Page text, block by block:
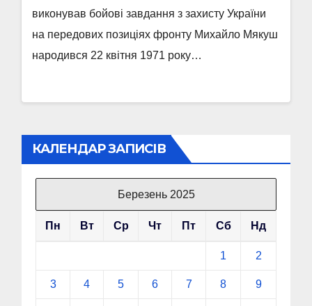
виконував бойові завдання з захисту України
на передових позиціях фронту Михайло Мякуш
народився 22 квітня 1971 року…
КАЛЕНДАР ЗАПИСІВ
Березень 2025
Пн Вт Ср Чт Пт Сб Нд
1 2
3 4 5 6 7 8 9